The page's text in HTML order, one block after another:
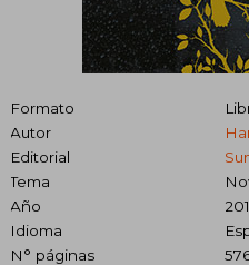
Formato
Autor
Editorial
Tema
Año
Idioma
N° páginas